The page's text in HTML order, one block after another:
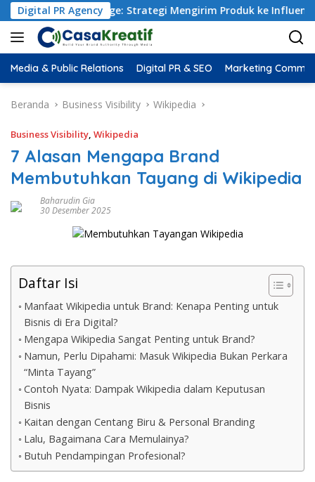
Digital PR Agency
Package: Strategi Mengirim Produk ke Influencer yang
Media & Public Relations Digital PR & SEO Marketing
Beranda Business Visibility Wikipedia
Business Visibility, Wikipedia
7 Alasan Mengapa Brand
Membutuhkan Tayang di Wikipedia
Baharudin Gia
30 Desember 2025
Daftar Isi
Manfaat Wikipedia untuk Brand: Kenapa Penting untuk
Bisnis di Era Digital?
Mengapa Wikipedia Sangat Penting untuk Brand?
Namun, Perlu Dipahami: Masuk Wikipedia Bukan Perkara
“Minta Tayang”
Contoh Nyata: Dampak Wikipedia dalam Keputusan
Bisnis
Kaitan dengan Centang Biru & Personal Branding
Lalu, Bagaimana Cara Memulainya?
Butuh Pendampingan Profesional?